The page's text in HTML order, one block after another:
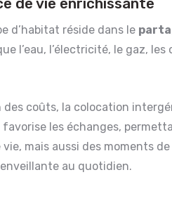
d’habitat réside dans le
l’eau, l’électricité, le gaz, les
des coûts, la colocation
favorise les échanges,
mais aussi des moments
au quotidien.